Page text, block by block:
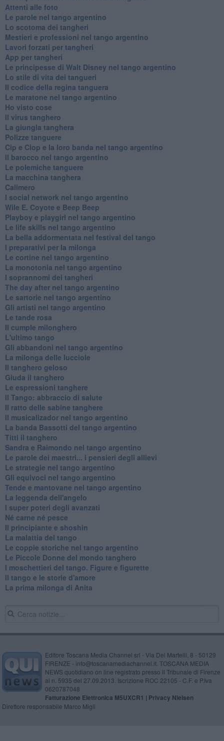
Attenti alle foto
Le parole nel tango argentino
Lo scotoma dei tangheri
Mestieri e professioni nel tango argentino
Lavori forzati per tangheri
App per tangheri
Le principesse di Walt Disney nel tango argentino
Lo stile di vita dei tangueri
Il codice della regina tanguera
Le maratone nel tango argentino
Ho visto cose
Il virus tanghero
La giungla tanghera
Polizze tanguere
Cip e Ciop e la loro banda nel tango argentino
Il barocco nel tango argentino
Le polemiche tanguere
La macchina tanghera
Calimero
​I social network nel tango argentino
Wile E. Coyote e Beep Beep
Playboy e playgirl nel tango argentino
Le life skills nel tango argentino
La bella addormentata nel festival del tango
I preparativi per la milonga
Le cortine nel tango argentino
La monotonia nel tango argentino
I soprannomi dei tangheri
The day after nel tango argentino
Le sartorie nel tango argentino
Gli artisti nel tango argentino
Le tande rosa
Il cumple milonghero
L'ultimo tango
Gli abbandoni nel tango argentino
La milonga delle lucciole
Il tanghero geloso
Giuda il tanghero
Le espressioni tanghere
Il Tango: abbraccio di salute
Il ratto delle sabine tanghere
Il musicalizador nel tango argentino
La banda Bassotti del tango argentino
Titti il tanghero
Sandra e Raimondo nel tango argentino
Le parole dei maestri... i pensieri degli allievi
Le strategie nel tango argentino
Gli equivoci nel tango argentino
Tende e mantovane nel tango argentino
La leggenda dell'angelo
I super poteri degli avanzati
​Né carne né pesce
Il principiante e shoshin
La malattia del tango
Le coppie storiche nel tango argentino
​Le Piccole Donne del mondo tanghero
I moschettieri del tango. Figure e figurette
Il tango e le storie d'amore
​La prima milonga di Anita
Editore Toscana Media Channel srl - Via Dei Martelli, 8 - 50129
FIRENZE - info@toscanamediachannel.it. TOSCANA MEDIA
NEWS quotidiano on line registrato presso il Tribunale di Firenze
al n. 5935 del 27.09.2013. Iscrizione ROC 22105 - C.F. e P.Iva
0620787048
Fatturazione Elettronica M5UXCR1 | Privacy Nielsen
Direttore responsabile Marco Migli